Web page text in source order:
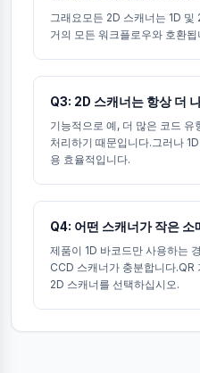
그래요모든 2D 스캐너는 1D
거의 모든 워크플로우와 호환됩
Q3: 2D 스캐너는 항상 더
기능적으로 예, 더 많은 코드
처리하기 때문입니다.그러나
용 효율적입니다.
Q4: 어떤 스캐너가 작은
제품이 1D 바코드만 사용하는
CCD 스캐너가 충분합니다.QR
2D 스캐너를 선택하십시오.